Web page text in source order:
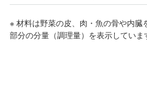
※ 材料は野菜の皮、肉・魚の骨や内臓
部分の分量（調理量）を表示していま